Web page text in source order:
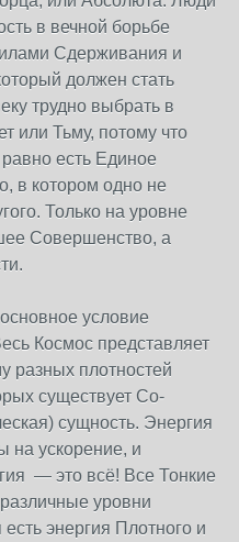
в вечной борьбе
Сдерживания и
должен стать
трудно выбрать в
или Тьму, потому что
есть Единое
в котором одно не
Только на уровне
Совершенство, а
условие
Космос представляет
разных плотностей
существует Со-
сущность. Энергия
на ускорение, и
— это всё! Все Тонкие
уровни
энергия Плотного и